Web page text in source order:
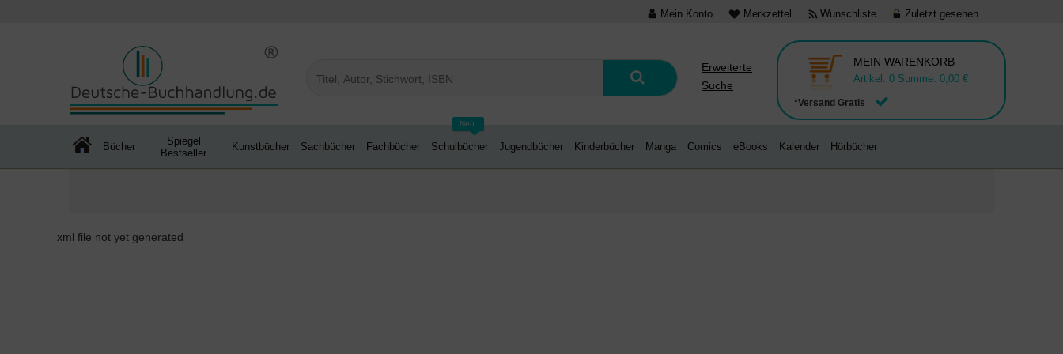
Mein Konto Merkzettel Wunschliste Zuletzt gesehen
Erweiterte
Suche
*Versand Gratis
MEIN WARENKORB
Artikel: 0 Summe: 0,00 €
Bücher
Spiegel
Bestseller
Kunstbücher Sachbücher Fachbücher
Neu
Schulbücher Jugendbücher Kinderbücher Manga Comics eBooks Kalender Hörbücher
xml file not yet generated